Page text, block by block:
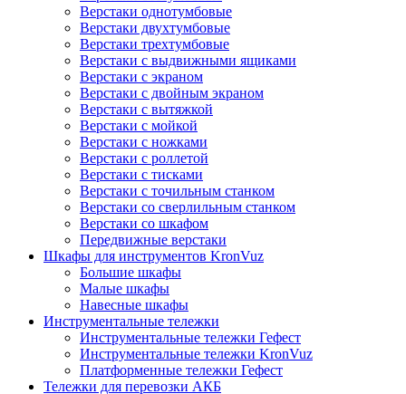
Верстаки однотумбовые
Верстаки двухтумбовые
Верстаки трехтумбовые
Верстаки с выдвижными ящиками
Верстаки с экраном
Верстаки с двойным экраном
Верстаки с вытяжкой
Верстаки с мойкой
Верстаки с ножками
Верстаки с роллетой
Верстаки с тисками
Верстаки с точильным станком
Верстаки со сверлильным станком
Верстаки со шкафом
Передвижные верстаки
Шкафы для инструментов KronVuz
Большие шкафы
Малые шкафы
Навесные шкафы
Инструментальные тележки
Инструментальные тележки Гефест
Инструментальные тележки KronVuz
Платформенные тележки Гефест
Тележки для перевозки АКБ